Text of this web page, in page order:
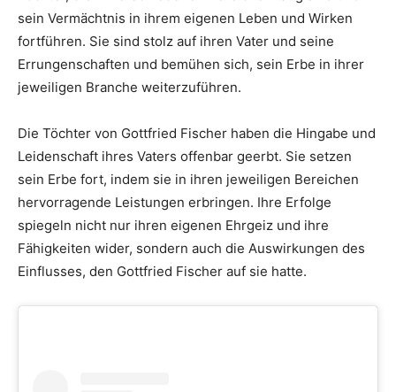
sein Vermächtnis in ihrem eigenen Leben und Wirken
fortführen. Sie sind stolz auf ihren Vater und seine
Errungenschaften und bemühen sich, sein Erbe in ihrer
jeweiligen Branche weiterzuführen.
Die Töchter von Gottfried Fischer haben die Hingabe und
Leidenschaft ihres Vaters offenbar geerbt. Sie setzen
sein Erbe fort, indem sie in ihren jeweiligen Bereichen
hervorragende Leistungen erbringen. Ihre Erfolge
spiegeln nicht nur ihren eigenen Ehrgeiz und ihre
Fähigkeiten wider, sondern auch die Auswirkungen des
Einflusses, den Gottfried Fischer auf sie hatte.